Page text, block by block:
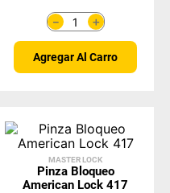
＋
－
Agregar Al Carro
MASTER LOCK
Pinza Bloqueo
American Lock 417